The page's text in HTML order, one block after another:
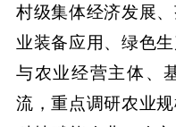
村级集体经济发展
业装备应用、绿色
与农业经营主体、
流，重点调研农业